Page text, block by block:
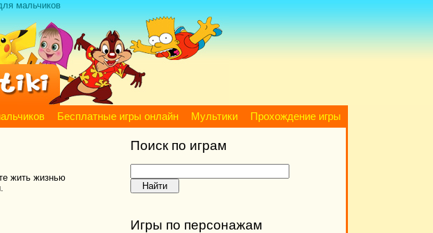
мальчиков
Бесплатные игры онлайн Мультики Прохождение игры
жить жизнью
Поиск по играм
Игры по персонажам